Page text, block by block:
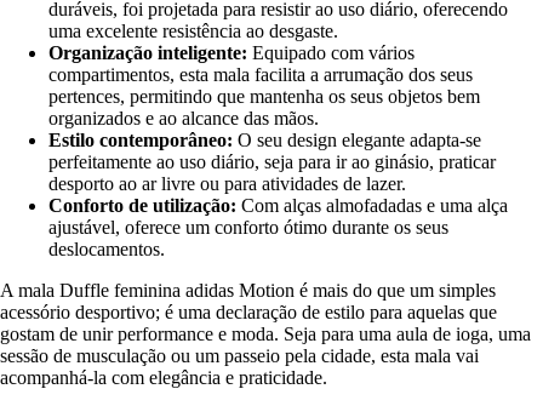
duráveis, foi projetada para resistir ao uso diário, oferecendo
uma excelente resistência ao desgaste.
Organização inteligente: Equipado com vários
compartimentos, esta mala facilita a arrumação dos seus
pertences, permitindo que mantenha os seus objetos bem
organizados e ao alcance das mãos.
Estilo contemporâneo: O seu design elegante adapta-se
perfeitamente ao uso diário, seja para ir ao ginásio, praticar
desporto ao ar livre ou para atividades de lazer.
Conforto de utilização: Com alças almofadadas e uma alça
ajustável, oferece um conforto ótimo durante os seus
deslocamentos.
A mala Duffle feminina adidas Motion é mais do que um simples
acessório desportivo; é uma declaração de estilo para aquelas que
gostam de unir performance e moda. Seja para uma aula de ioga, uma
sessão de musculação ou um passeio pela cidade, esta mala vai
acompanhá-la com elegância e praticidade.